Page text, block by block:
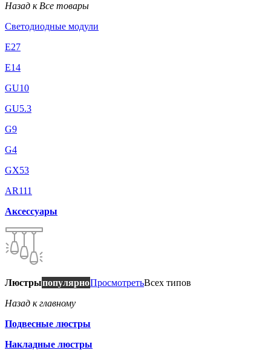
Назад к Все товары
Светодиодные модули
E27
E14
GU10
GU5.3
G9
G4
GX53
AR111
Аксессуары
ЛюстрыпопулярноПросмотретьВсех типов
Назад к главному
Подвесные люстры
Накладные люстры